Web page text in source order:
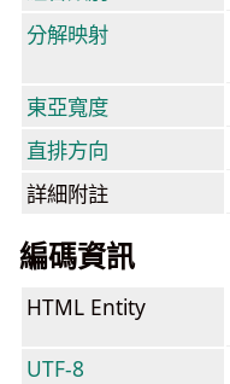
分解映射
東亞寬度
直排方向
詳細附註
編碼資訊
HTML Entity
UTF-8